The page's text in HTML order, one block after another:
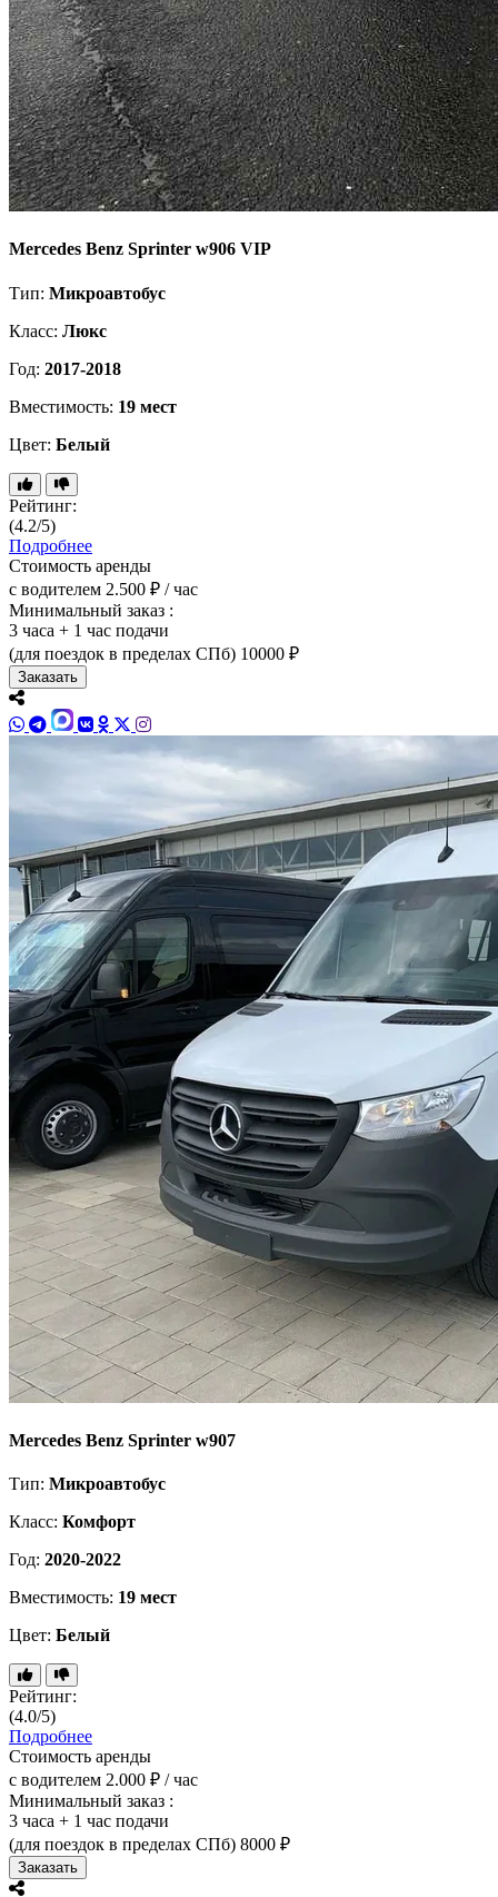
Mercedes Benz Sprinter w906 VIP
Тип: Микроавтобус
Класс: Люкс
Год: 2017-2018
Вместимость: 19 мест
Цвет: Белый
Рейтинг:
(4.2/5)
Подробнее
Стоимость аренды
с водителем 2.500 ₽ / час
Минимальный заказ :
3 часа + 1 час подачи
(для поездок в пределах СПб) 10000 ₽
Заказать
Mercedes Benz Sprinter w907
Тип: Микроавтобус
Класс: Комфорт
Год: 2020-2022
Вместимость: 19 мест
Цвет: Белый
Рейтинг:
(4.0/5)
Подробнее
Стоимость аренды
с водителем 2.000 ₽ / час
Минимальный заказ :
3 часа + 1 час подачи
(для поездок в пределах СПб) 8000 ₽
Заказать